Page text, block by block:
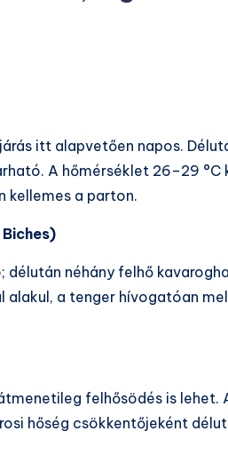
itt alapvetően napos.
A hőmérséklet 26–29
kellemes a parton.
délután néhány felhő
alakul, a tenger hívogatóan
felhősödés is lehet.
hőség csökkentőjeként